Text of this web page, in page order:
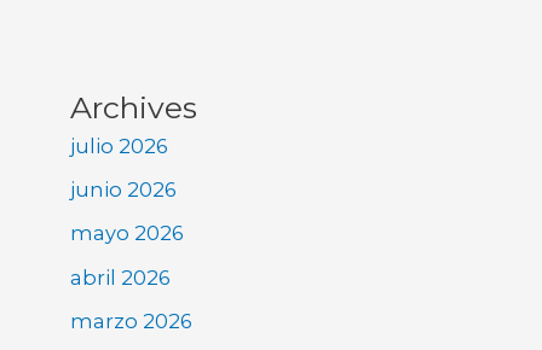
Archives
julio 2026
junio 2026
mayo 2026
abril 2026
marzo 2026